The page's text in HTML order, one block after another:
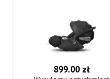
899.00 zł